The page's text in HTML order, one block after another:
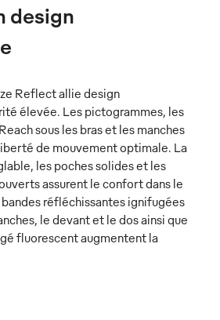
design
Reflect allie design
élevée. Les pictogrammes, les
sous les bras et les manches
de mouvement optimale. La
les poches solides et les
assurent le confort dans le
réfléchissantes ignifugées
le devant et le dos ainsi que
fluorescent augmentent la